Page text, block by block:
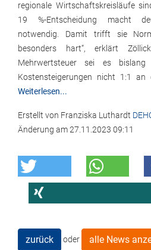
regionale Wirtschaftskreisläufe
19 %-Entscheidung macht
notwendig. Damit trifft sie
besonders hart“, erklärt
Mehrwertsteuer sei es bislang
Kostensteigerungen nicht 1:1 an
Weiterlesen...
Erstellt von Franziska Luthardt
Änderung am27.11.2023 09:11
zurück oder alle News